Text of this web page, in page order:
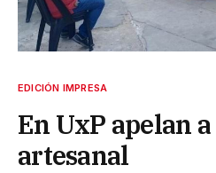
EDICIÓN IMPRESA
En UxP apelan
artesanal